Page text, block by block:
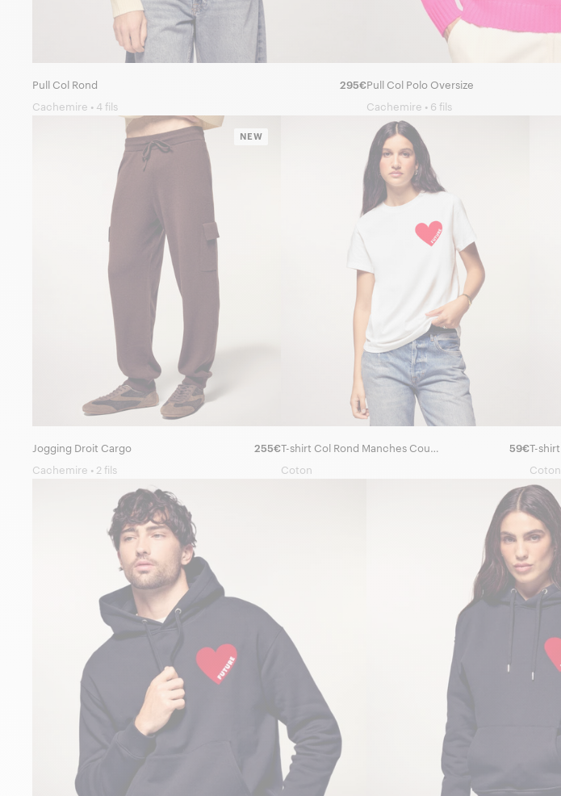
Pull Col Rond 295€
Cachemire • 4 fils
Pull Col Polo Oversize
Cachemire • 6 fils
NEW
Jogging Droit Cargo 255€
Cachemire • 2 fils
T-shirt Col Rond Manches Courtes Cœur 59€
Coton Coton